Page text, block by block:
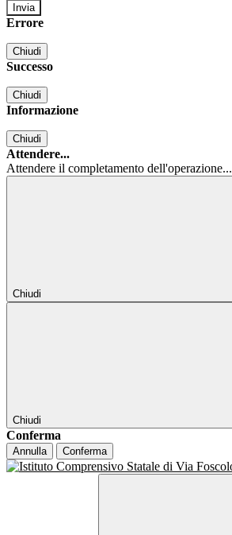
Errore
Chiudi
Successo
Chiudi
Informazione
Chiudi
Attendere...
Attendere il completamento dell'operazione...
Chiudi
Chiudi
Conferma
Annulla Conferma